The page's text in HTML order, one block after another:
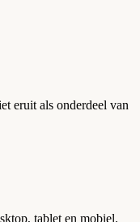
eruit als onderdeel van
tablet en mobiel.